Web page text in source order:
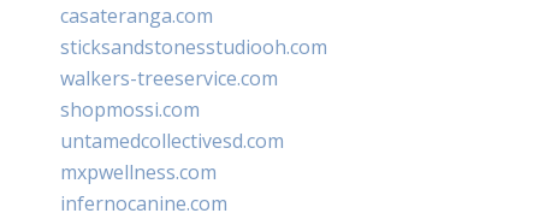
casateranga.com
sticksandstonesstudiooh.com
walkers-treeservice.com
shopmossi.com
untamedcollectivesd.com
mxpwellness.com
infernocanine.com